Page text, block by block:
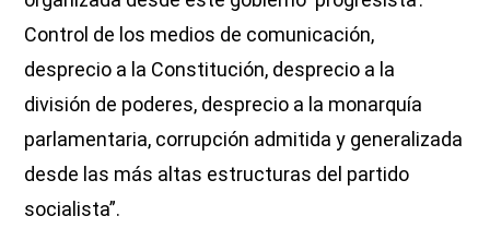
Control de los medios de comunicación,
desprecio a la Constitución, desprecio a la
división de poderes, desprecio a la monarquía
parlamentaria, corrupción admitida y generalizada
desde las más altas estructuras del partido
socialista”.